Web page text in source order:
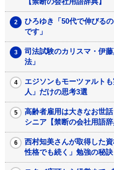
ひろゆき「50代で伸びる
です」
司法試験のカリスマ・伊
法」
エジソンもモーツァルト
人」だけの思考3選
高齢者雇用は大きなお世
シニア【禁断の会社用語辞
西村知美さんが取得した
性格でも続く」勉強の秘訣